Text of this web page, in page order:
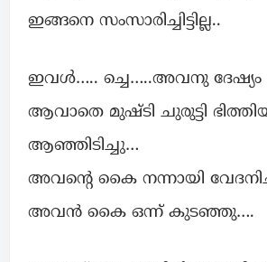
ഇങ്ങനെ സംസാരിച്ചിട്ടില്ല..
ഇവൾ….. ച്ചെ…..അവനു ദേഷ്യം
ആവാതെ മുഷ്ടി ചുരുട്ടി
ആഞ്ഞിടിച്ചു…
അവന്റെ കൈ നന്നായി
അവൻ കൈ ഒന്ന് കുടഞ്ഞു….